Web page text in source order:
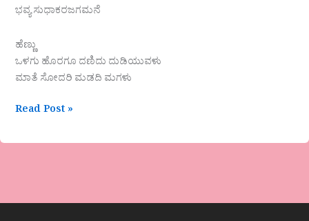
ಭವ್ಯ ಸುಧಾಕರಜಗಮನೆ
ಹೆಣ್ಣು
ಒಳಗು ಹೊರಗೂ ದಣಿದು ದುಡಿಯುವಳು
ಮಾತೆ ಸೋದರಿ ಮಡದಿ ಮಗಳು
Read Post »